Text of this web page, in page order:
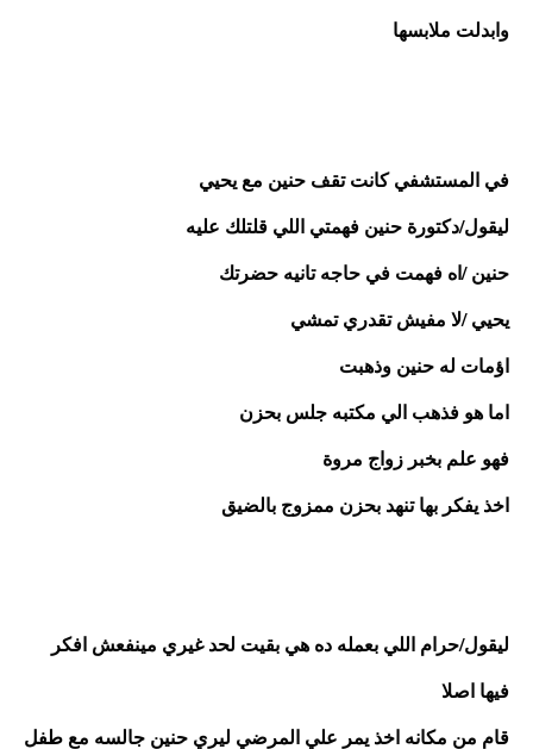
وابدلت ملابسها
في المستشفي كانت تقف حنين مع يحيي
ليقول/دكتورة حنين فهمتي اللي قلتلك عليه
حنين /اه فهمت في حاجه تانيه حضرتك
يحيي /لا مفيش تقدري تمشي
اؤمات له حنين وذهبت
اما هو فذهب الي مكتبه جلس بحزن
فهو علم بخبر زواج مروة
اخذ يفكر بها تنهد بحزن ممزوج بالضيق
فيها اصلا